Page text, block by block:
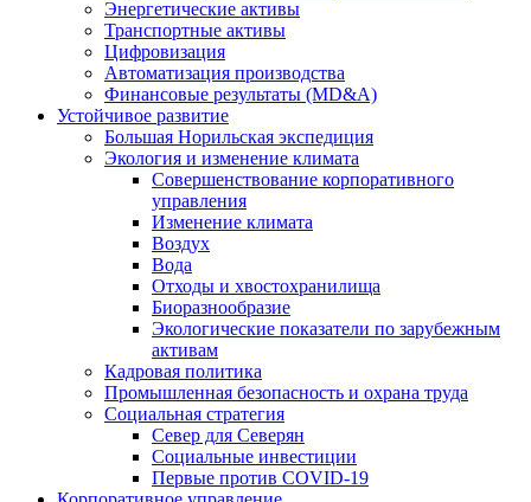
Энергетические активы
Транспортные активы
Цифровизация
Автоматизация производства
Финансовые результаты (MD&A)
Устойчивое развитие
Большая Норильская экспедиция
Экология и изменение климата
Совершенствование корпоративного
управления
Изменение климата
Воздух
Вода
Отходы и хвостохранилища
Биоразнообразие
Экологические показатели по зарубежным
активам
Кадровая политика
Промышленная безопасность и охрана труда
Социальная стратегия
Север для Северян
Социальные инвестиции
Первые против COVID‑19